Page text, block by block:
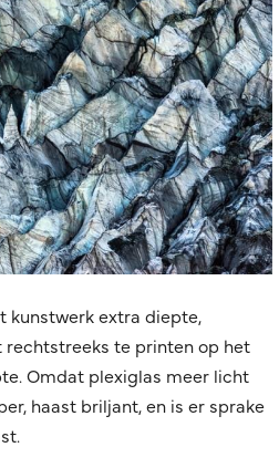
kunstwerk extra diepte,
te printen op het
Omdat plexiglas meer licht
haast briljant, en is er sprake